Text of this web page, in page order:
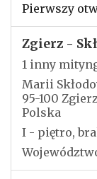
Pierwszy
Zgierz -
1 inny
Marii
95-100
Polska
I - piętro,